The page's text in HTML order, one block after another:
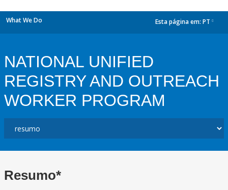
What We Do Esta página em: PT
NATIONAL UNIFIED
REGISTRY AND OUTREACH
WORKER PROGRAM
Resumo*